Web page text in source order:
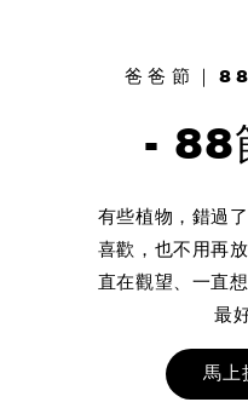
爸爸節｜
- 88
有些植物，錯過
喜歡，也不用再
直在觀望、一直
最
馬上